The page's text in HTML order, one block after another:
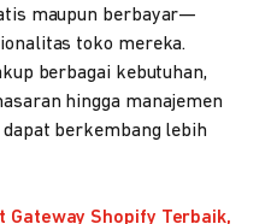
maupun berbayar—
toko mereka.
berbagai kebutuhan,
hingga manajemen
berkembang lebih
Gateway Shopify Terbaik,